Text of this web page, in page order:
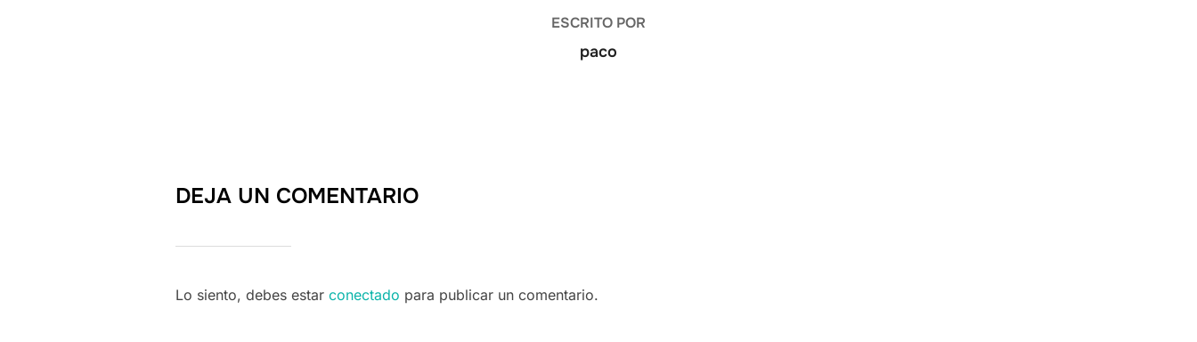
ESCRITO POR
paco
DEJA UN COMENTARIO
Lo siento, debes estar conectado para publicar un comentario.